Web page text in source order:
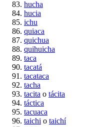
hucha
hucia
ichu
quiaca
quichua
quihuicha
taca
tacatá
tacataca
tacha
tacita o tácita
táctica
tacuaca
taichi o taichí